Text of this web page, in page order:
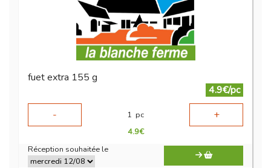
fuet extra 155 g
4.9€/pc
-
1 pc +
4.9€
Réception souhaitée le